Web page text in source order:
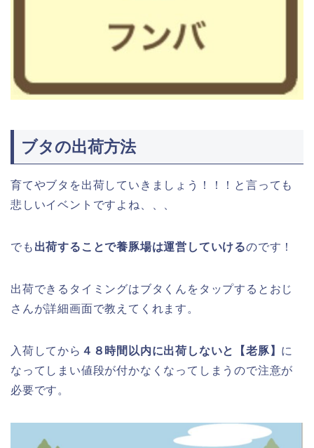
ブタの出荷方法
育てやブタを出荷していきましょう！！！と言っても
悲しいイベントですよね、、、
でも 出荷することで養豚場は運営していけるのです！
出荷できるタイミングはブタくんをタップするとおじ
さんが詳細画面で教えてくれます。
入荷してから ４８時間以内に出荷しないと【老豚】 に
なってしまい値段が付かなくなってしまうので注意が
必要です。